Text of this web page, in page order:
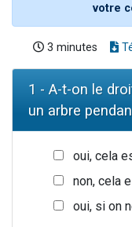
votre
3 minutes
1 - A-t-on le
un arbre
oui, cela
non, cela
oui, si on